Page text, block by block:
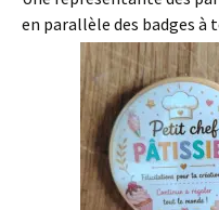
en parallèle des badges à